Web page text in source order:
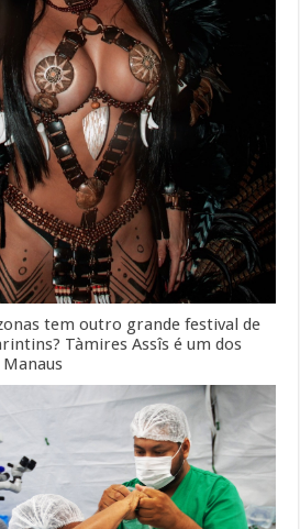
tem outro grande festival de
Tàmires Assîs é um dos